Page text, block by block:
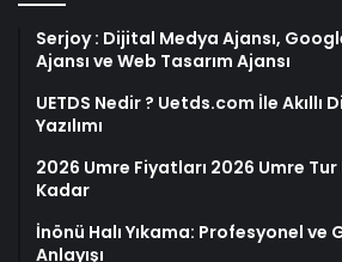
Serjoy : Dijital Medya Ajansı,
Ajansı ve Web Tasarım Ajansı
UETDS Nedir ? Uetds.com İle Akıllı
Yazılımı
2026 Umre Fiyatları 2026 Umre Tur
Kadar
İnönü Halı Yıkama: Profesyonel ve
Anlayışı